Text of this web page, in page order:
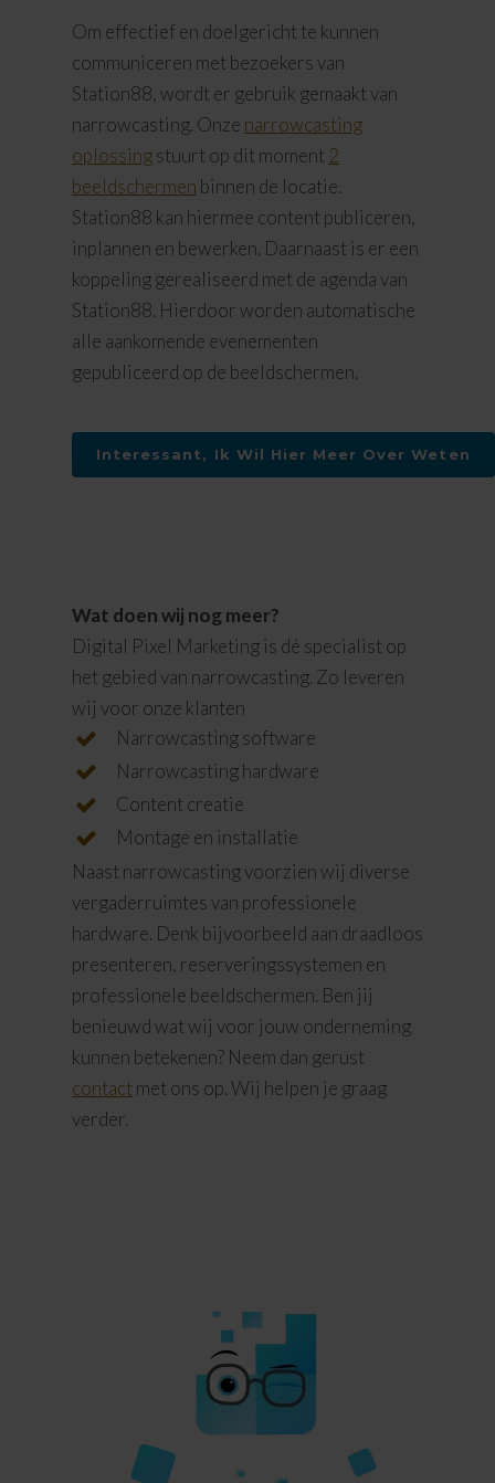
Om effectief en doelgericht te kunnen
communiceren met bezoekers van
Station88, wordt er gebruik gemaakt van
narrowcasting. Onze narrowcasting
oplossingstuurt op dit moment 2
beeldschermen binnen de locatie.
Station88 kan hiermee content publiceren,
inplannen en bewerken. Daarnaast is er een
koppeling gerealiseerd met de agenda van
Station88. Hierdoor worden automatische
alle aankomende evenementen
gepubliceerd op de beeldschermen.
Interessant, Ik Wil Hier Meer Over Weten
Wat doen wij nog meer?
Digital Pixel Marketing is dé specialist op
het gebied van narrowcasting. Zo leveren
wij voor onze klanten
Narrowcasting software
Narrowcasting hardware
Content creatie
Montage en installatie
Naast narrowcasting voorzien wij diverse
vergaderruimtes van professionele
hardware. Denk bijvoorbeeld aan draadloos
presenteren, reserveringssystemen en
professionele beeldschermen. Ben jij
benieuwd wat wij voor jouw onderneming
kunnen betekenen? Neem dan gerust
contactmet ons op. Wij helpen je graag
verder.